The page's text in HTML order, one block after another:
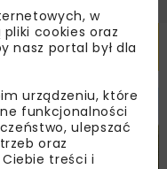
WIADOMOŚCI
w
pliki cookies oraz
nasz portal był dla
urządzeniu, które
funkcjonalności
ulepszać
oraz
treści i